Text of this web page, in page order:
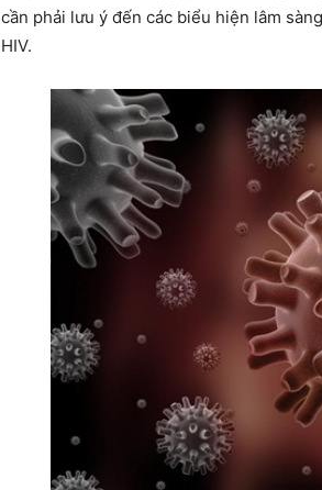
cần phải lưu ý đến các biểu hiện lâm
HIV.